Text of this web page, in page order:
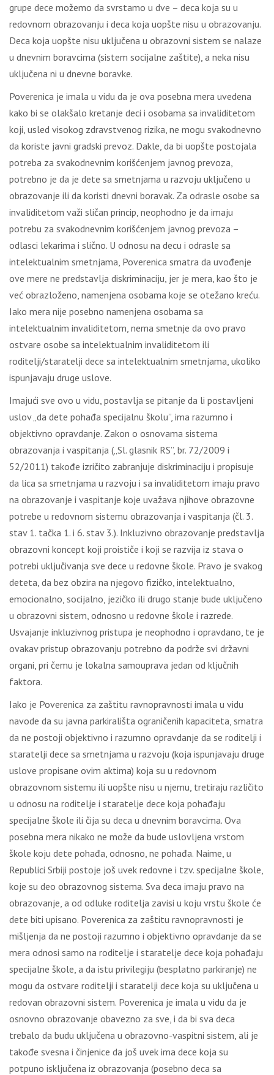
grupe dece možemo da svrstamo u dve – deca koja su u
redovnom obrazovanju i deca koja uopšte nisu u obrazovanju.
Deca koja uopšte nisu uključena u obrazovni sistem se nalaze
u dnevnim boravcima (sistem socijalne zaštite), a neka nisu
uključena ni u dnevne boravke.
Poverenica je imala u vidu da je ova posebna mera uvedena
kako bi se olakšalo kretanje deci i osobama sa invaliditetom
koji, usled visokog zdravstvenog rizika, ne mogu svakodnevno
da koriste javni gradski prevoz. Dakle, da bi uopšte postojala
potreba za svakodnevnim korišćenjem javnog prevoza,
potrebno je da je dete sa smetnjama u razvoju uključeno u
obrazovanje ili da koristi dnevni boravak. Za odrasle osobe sa
invaliditetom važi sličan princip, neophodno je da imaju
potrebu za svakodnevnim korišćenjem javnog prevoza –
odlasci lekarima i slično. U odnosu na decu i odrasle sa
intelektualnim smetnjama, Poverenica smatra da uvođenje
ove mere ne predstavlja diskriminaciju, jer je mera, kao što je
već obrazloženo, namenjena osobama koje se otežano kreću.
Iako mera nije posebno namenjena osobama sa
intelektualnim invaliditetom, nema smetnje da ovo pravo
ostvare osobe sa intelektualnim invaliditetom ili
roditelji/staratelji dece sa intelektualnim smetnjama, ukoliko
ispunjavaju druge uslove.
Imajući sve ovo u vidu, postavlja se pitanje da li postavljeni
uslov „da dete pohađa specijalnu školu”, ima razumno i
objektivno opravdanje. Zakon o osnovama sistema
obrazovanja i vaspitanja („Sl. glasnik RS”, br. 72/2009 i
52/2011) takođe izričito zabranjuje diskriminaciju i propisuje
da lica sa smetnjama u razvoju i sa invaliditetom imaju pravo
na obrazovanje i vaspitanje koje uvažava njihove obrazovne
potrebe u redovnom sistemu obrazovanja i vaspitanja (čl. 3.
stav 1. tačka 1. i 6. stav 3.). Inkluzivno obrazovanje predstavlja
obrazovni koncept koji proističe i koji se razvija iz stava o
potrebi uključivanja sve dece u redovne škole. Pravo je svakog
deteta, da bez obzira na njegovo fizičko, intelektualno,
emocionalno, socijalno, jezičko ili drugo stanje bude uključeno
u obrazovni sistem, odnosno u redovne škole i razrede.
Usvajanje inkluzivnog pristupa je neophodno i opravdano, te je
ovakav pristup obrazovanju potrebno da podrže svi državni
organi, pri čemu je lokalna samouprava jedan od ključnih
faktora.
Iako je Poverenica za zaštitu ravnopravnosti imala u vidu
navode da su javna parkirališta ograničenih kapaciteta, smatra
da ne postoji objektivno i razumno opravdanje da se roditelji i
staratelji dece sa smetnjama u razvoju (koja ispunjavaju druge
uslove propisane ovim aktima) koja su u redovnom
obrazovnom sistemu ili uopšte nisu u njemu, tretiraju različito
u odnosu na roditelje i staratelje dece koja pohađaju
specijalne škole ili čija su deca u dnevnim boravcima. Ova
posebna mera nikako ne može da bude uslovljena vrstom
škole koju dete pohađa, odnosno, ne pohađa. Naime, u
Republici Srbiji postoje još uvek redovne i tzv. specijalne škole,
koje su deo obrazovnog sistema. Sva deca imaju pravo na
obrazovanje, a od odluke roditelja zavisi u koju vrstu škole će
dete biti upisano. Poverenica za zaštitu ravnopravnosti je
mišljenja da ne postoji razumno i objektivno opravdanje da se
mera odnosi samo na roditelje i staratelje dece koja pohađaju
specijalne škole, a da istu privilegiju (besplatno parkiranje) ne
mogu da ostvare roditelji i staratelji dece koja su uključena u
redovan obrazovni sistem. Poverenica je imala u vidu da je
osnovno obrazovanje obavezno za sve, i da bi sva deca
trebalo da budu uključena u obrazovno-vaspitni sistem, ali je
takođe svesna i činjenice da još uvek ima dece koja su
potpuno isključena iz obrazovanja (posebno deca sa